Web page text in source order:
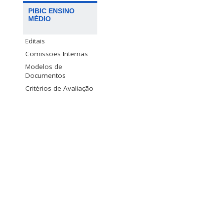
PIBIC ENSINO
MÉDIO
Editais
Comissões Internas
Modelos de
Documentos
Critérios de Avaliação